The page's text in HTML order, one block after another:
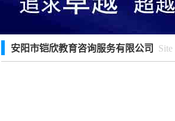
安阳市铠欣教育咨询服务有限公司